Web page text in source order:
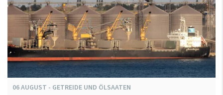
06AUGUST - GETREIDE UND ÖLSAATEN